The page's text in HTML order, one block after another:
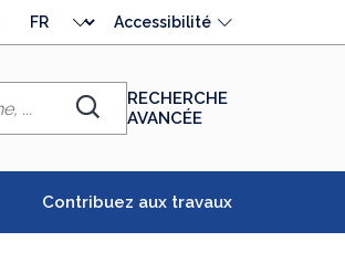
langue
Accessibilité
Chercher
RECHERCHE
AVANCÉE
Contribuez aux travaux